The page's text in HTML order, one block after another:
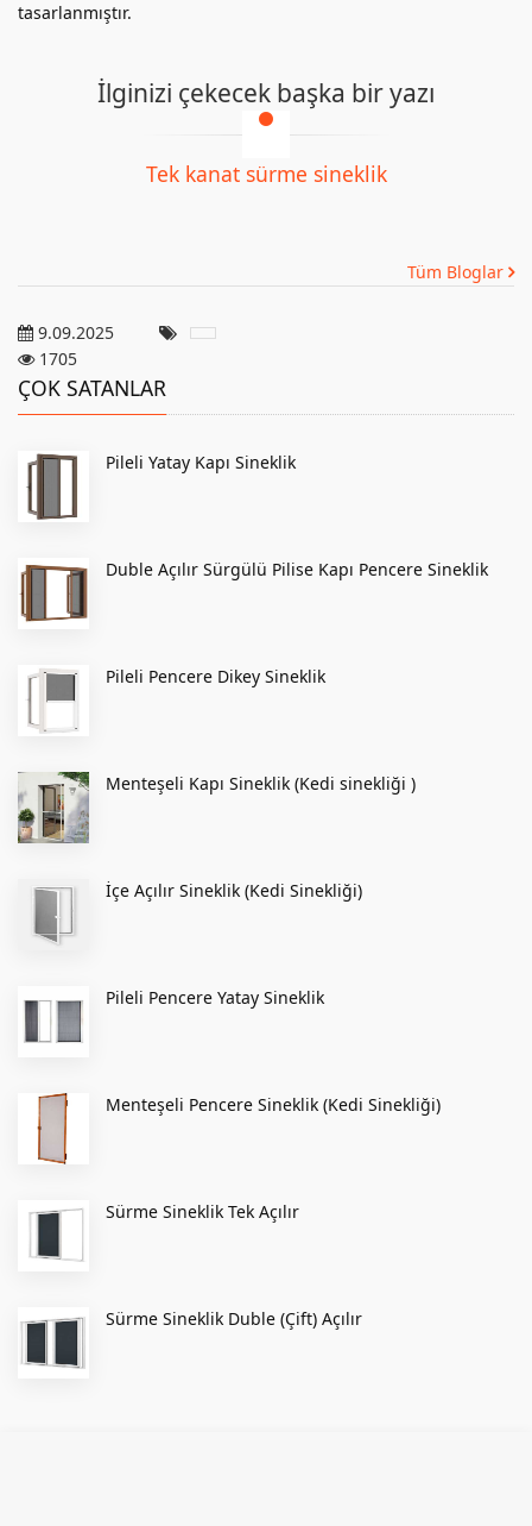
tasarlanmıştır.
İlginizi çekecek başka bir yazı
Tek kanat sürme sineklik
Tüm Bloglar
9.09.2025
1705
ÇOK SATANLAR
Pileli Yatay Kapı Sineklik
Duble Açılır Sürgülü Pilise Kapı Pencere Sineklik
Pileli Pencere Dikey Sineklik
Menteşeli Kapı Sineklik (Kedi sinekliği )
İçe Açılır Sineklik (Kedi Sinekliği)
Pileli Pencere Yatay Sineklik
Menteşeli Pencere Sineklik (Kedi Sinekliği)
Sürme Sineklik Tek Açılır
Sürme Sineklik Duble (Çift) Açılır